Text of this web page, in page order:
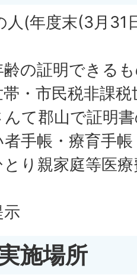
人(年度末(3月31
齢の証明できる
・市民税非課
て郡山で証明
手帳・療育手
り親家庭等医
施場所